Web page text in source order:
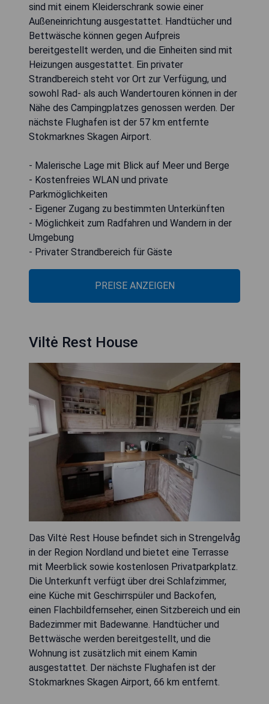
sind mit einem Kleiderschrank sowie einer
Außeneinrichtung ausgestattet. Handtücher und
Bettwäsche können gegen Aufpreis
bereitgestellt werden, und die Einheiten sind mit
Heizungen ausgestattet. Ein privater
Strandbereich steht vor Ort zur Verfügung, und
sowohl Rad- als auch Wandertouren können in der
Nähe des Campingplatzes genossen werden. Der
nächste Flughafen ist der 57 km entfernte
Stokmarknes Skagen Airport.
- Malerische Lage mit Blick auf Meer und Berge
- Kostenfreies WLAN und private
Parkmöglichkeiten
- Eigener Zugang zu bestimmten Unterkünften
- Möglichkeit zum Radfahren und Wandern in der
Umgebung
- Privater Strandbereich für Gäste
PREISE ANZEIGEN
Viltė Rest House
Das Viltė Rest House befindet sich in Strengelvåg
in der Region Nordland und bietet eine Terrasse
mit Meerblick sowie kostenlosen Privatparkplatz.
Die Unterkunft verfügt über drei Schlafzimmer,
eine Küche mit Geschirrspüler und Backofen,
einen Flachbildfernseher, einen Sitzbereich und ein
Badezimmer mit Badewanne. Handtücher und
Bettwäsche werden bereitgestellt, und die
Wohnung ist zusätzlich mit einem Kamin
ausgestattet. Der nächste Flughafen ist der
Stokmarknes Skagen Airport, 66 km entfernt.